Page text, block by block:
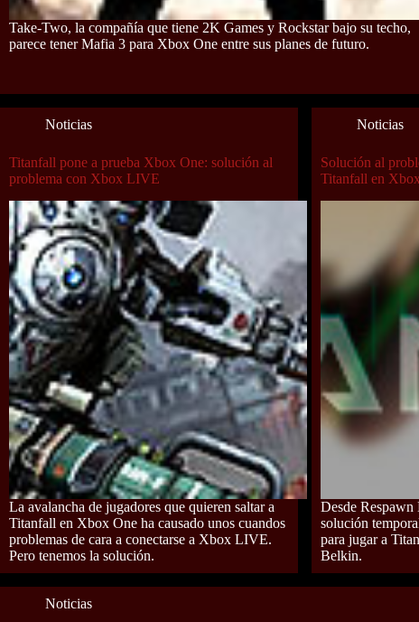
Take-Two, la compañía que tiene 2K Games y Rockstar bajo su techo,
parece tener Mafia 3 para Xbox One entre sus planes de futuro.
Noticias
Titanfall pone a prueba Xbox One: solución al
problema con Xbox LIVE
La avalancha de jugadores que quieren saltar a
Titanfall en Xbox One ha causado unos cuandos
problemas de cara a conectarse a Xbox LIVE.
Pero tenemos la solución.
Noticias
Solución al
Titanfall en
Desde Respawn
solución
para jugar a
Belkin.
Noticias